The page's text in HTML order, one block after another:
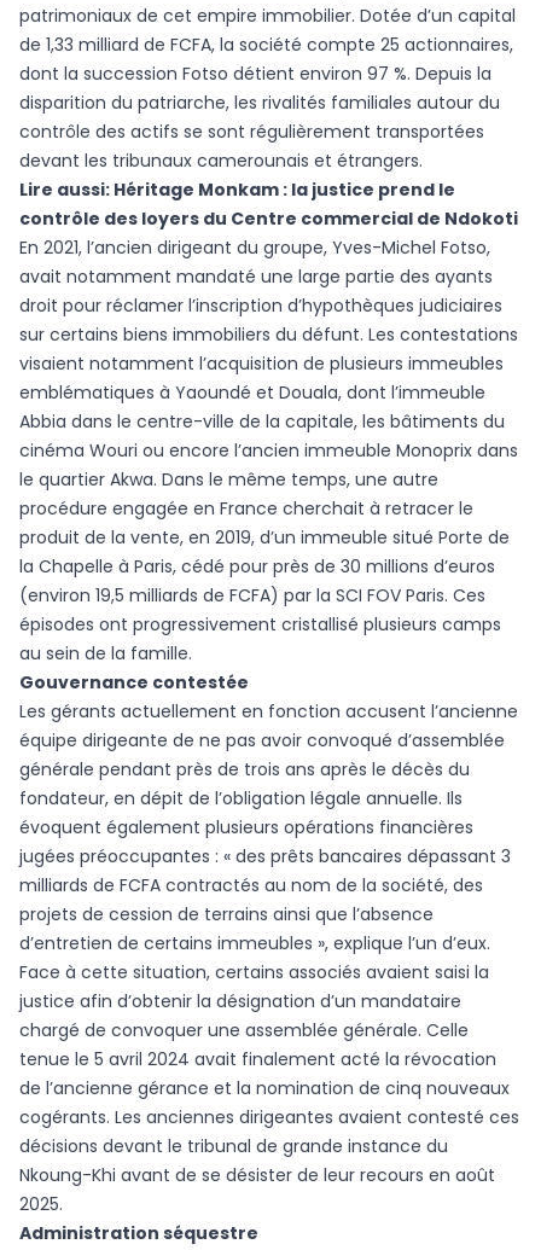
patrimoniaux de cet empire immobilier. Dotée d’un capital
de 1,33 milliard de FCFA, la société compte 25 actionnaires,
dont la succession Fotso détient environ 97 %. Depuis la
disparition du patriarche, les rivalités familiales autour du
contrôle des actifs se sont régulièrement transportées
devant les tribunaux camerounais et étrangers.
Lire aussi: Héritage Monkam : la justice prend le
contrôle des loyers du Centre commercial de Ndokoti
En 2021, l’ancien dirigeant du groupe, Yves-Michel Fotso,
avait notamment mandaté une large partie des ayants
droit pour réclamer l’inscription d’hypothèques judiciaires
sur certains biens immobiliers du défunt. Les contestations
visaient notamment l’acquisition de plusieurs immeubles
emblématiques à Yaoundé et Douala, dont l’immeuble
Abbia dans le centre-ville de la capitale, les bâtiments du
cinéma Wouri ou encore l’ancien immeuble Monoprix dans
le quartier Akwa. Dans le même temps, une autre
procédure engagée en France cherchait à retracer le
produit de la vente, en 2019, d’un immeuble situé Porte de
la Chapelle à Paris, cédé pour près de 30 millions d’euros
(environ 19,5 milliards de FCFA) par la SCI FOV Paris. Ces
épisodes ont progressivement cristallisé plusieurs camps
au sein de la famille.
Gouvernance contestée
Les gérants actuellement en fonction accusent l’ancienne
équipe dirigeante de ne pas avoir convoqué d’assemblée
générale pendant près de trois ans après le décès du
fondateur, en dépit de l’obligation légale annuelle. Ils
évoquent également plusieurs opérations financières
jugées préoccupantes : « des prêts bancaires dépassant 3
milliards de FCFA contractés au nom de la société, des
projets de cession de terrains ainsi que l’absence
d’entretien de certains immeubles », explique l’un d’eux.
Face à cette situation, certains associés avaient saisi la
justice afin d’obtenir la désignation d’un mandataire
chargé de convoquer une assemblée générale. Celle
tenue le 5 avril 2024 avait finalement acté la révocation
de l’ancienne gérance et la nomination de cinq nouveaux
cogérants. Les anciennes dirigeantes avaient contesté ces
décisions devant le tribunal de grande instance du
Nkoung-Khi avant de se désister de leur recours en août
2025.
Administration séquestre